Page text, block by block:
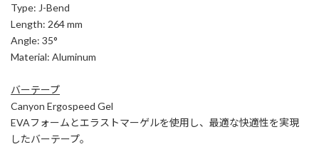
Type: J-Bend
Length: 264 mm
Angle: 35°
Material: Aluminum
バーテープ
Canyon Ergospeed Gel
EVAフォームとエラストマーゲルを使用し、最適な快適性を実現
したバーテープ。